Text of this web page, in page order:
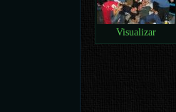
Visualizar